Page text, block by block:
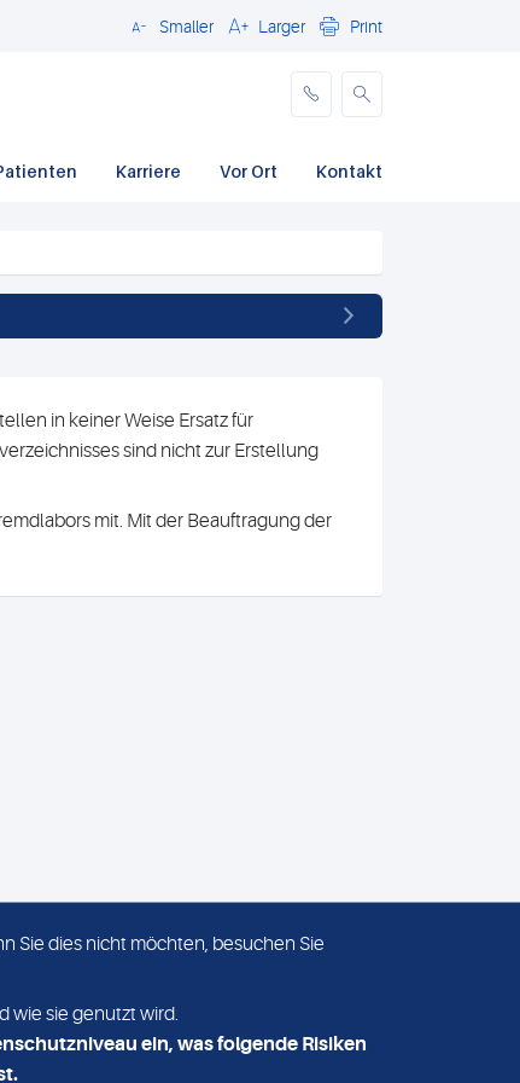
SchließenSmaller Larger Print
Karriere Vor Ort Kontakt
in keiner Weise Ersatz für
sind nicht zur Erstellung
mit. Mit der Beauftragung der
MVZ Medizinisches Labor
Nord MLN GmbH
Sie dies nicht möchten, besuchen Sie
wie sie genutzt wird.
ein, was folgende Risiken